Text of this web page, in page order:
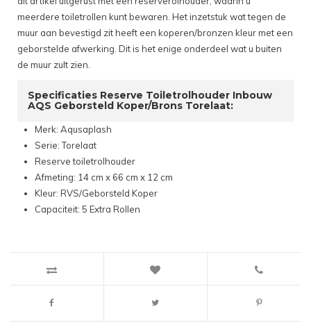
meerdere toiletrollen kunt bewaren. Het inzetstuk wat tegen de
muur aan bevestigd zit heeft een koperen/bronzen kleur met een
geborstelde afwerking. Dit is het enige onderdeel wat u buiten
de muur zult zien.
Specificaties Reserve Toiletrolhouder Inbouw
AQS Geborsteld Koper/Brons Torelaat:
Merk: Aqusaplash
Serie: Torelaat
Reserve toiletrolhouder
Afmeting: 14 cm x 66 cm x 12 cm
Kleur: RVS/Geborsteld Koper
Capaciteit: 5 Extra Rollen